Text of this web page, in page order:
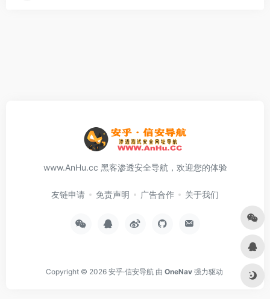
www.AnHu.cc 黑客渗透安全导航，欢迎您的体验
友链申请 免责声明 广告合作 关于我们
Copyright © 2026 安乎·信安导航由 OneNav 强力驱动